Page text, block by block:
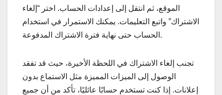
الموقع، ثم انتقل إلى إعدادات الحساب. اختر “إلغاء
الاشتراك” واتبع التعليمات. يمكنك الاستمرار في استخدام
الحساب حتى نهاية فترة الاشتراك المدفوعة.
تجنب إلغاء الاشتراك في اللحظة الأخيرة، حيث قد تفقد
الوصول إلى الميزات المميزة مثل الاستماع بدون
إعلانات. إذا كنت تستخدم حسابًا عائليًا، تأكد من أن جميع